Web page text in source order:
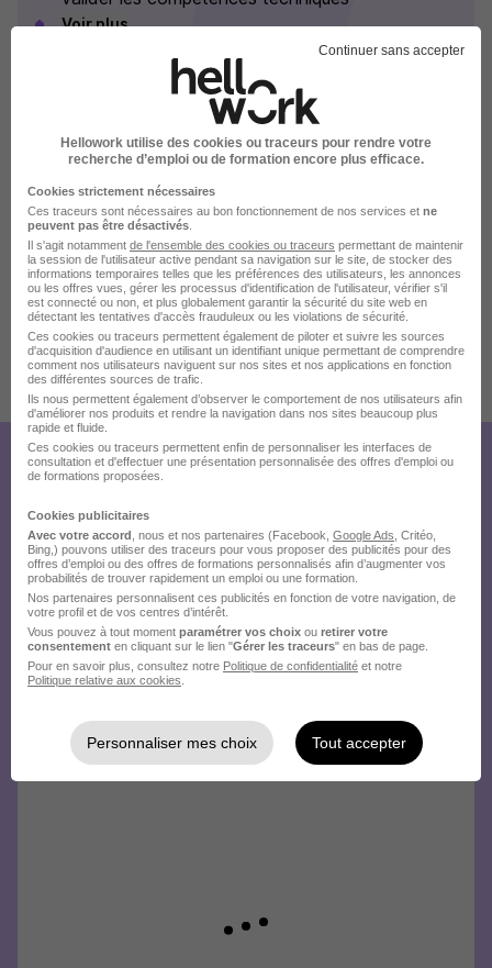
Voir plus
48 Chemin du Chapitre
Localiser le poste
Publiée le 28/07/2026 - Réf : 3632821/28953440 TQ/31T
Créez votre compte Hellowork et
envoyez votre candidature !
Continuer sans accepter
Hellowork utilise des cookies ou traceurs pour rendre votre
recherche d’emploi ou de formation encore plus efficace.
Cookies strictement nécessaires
Ces traceurs sont nécessaires au bon fonctionnement de nos services et ne
peuvent pas être désactivés
Il s'agit notamment de l'ensemble des cookies ou traceurs permettant de maintenir
la session de l'utilisateur active pendant sa navigation sur le site, de stocker des
informations temporaires telles que les préférences des utilisateurs, les annonces
ou les offres vues, gérer les processus d'identification de l'utilisateur, vérifier s'il
est connecté ou non, et plus globalement garantir la sécurité du site web en
détectant les tentatives d'accès frauduleux ou les violations de sécurité.
Ces cookies ou traceurs permettent également de piloter et suivre les sources
d'acquisition d'audience en utilisant un identifiant unique permettant de comprendre
comment nos utilisateurs naviguent sur nos sites et nos applications en fonction
des différentes sources de trafic.
Ils nous permettent également d’observer le comportement de nos utilisateurs afin
d'améliorer nos produits et rendre la navigation dans nos sites beaucoup plus
rapide et fluide.
Ces cookies ou traceurs permettent enfin de personnaliser les interfaces de
consultation et d'effectuer une présentation personnalisée des offres d'emploi ou
de formations proposées.
Cookies publicitaires
Avec votre accord , nous et nos partenaires (Facebook, Google Ads , Critéo,
Bing,) pouvons utiliser des traceurs pour vous proposer des publicités pour des
offres d’emploi ou des offres de formations personnalisés afin d’augmenter vos
probabilités de trouver rapidement un emploi ou une formation.
Nos partenaires personnalisent ces publicités en fonction de votre navigation, de
votre profil et de vos centres d’intérêt.
Vous pouvez à tout moment paramétrer vos choix ou retirer votre
consentement en cliquant sur le lien "Gérer les traceurs" en bas de page.
Pour en savoir plus, consultez notre Politique de confidentialité et notre
Politique relative aux cookies
Personnaliser mes choix Tout accepter